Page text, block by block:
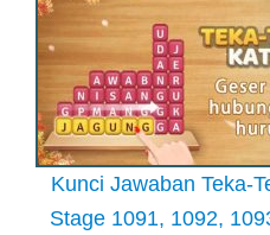
Kunci Jawaban Teka-
Stage 1091, 1092,